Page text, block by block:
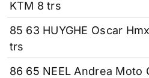
KTM 8 trs
85 63 HUYGHE Oscar
trs
86 65 NEEL Andrea Moto